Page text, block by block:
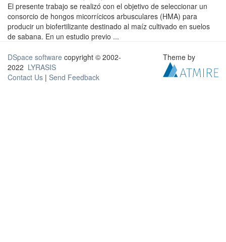
El presente trabajo se realizó con el objetivo de seleccionar un
consorcio de hongos micorrícicos arbusculares (HMA) para
producir un biofertilizante destinado al maíz cultivado en suelos
de sabana. En un estudio previo ...
DSpace software copyright © 2002-
2022 LYRASIS
Contact Us | Send Feedback
Theme by